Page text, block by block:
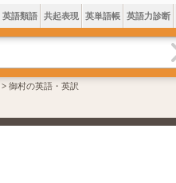
英語類語 共起表現 英単語帳 英語力診断
> 御村の英語・英訳